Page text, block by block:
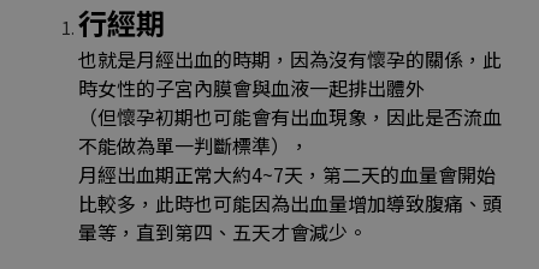
行經期
也就是月經出血的時期，因為沒有懷孕的關係，此
時女性的子宮內膜會與血液一起排出體外
（但懷孕初期也可能會有出血現象，因此是否流血
不能做為單一判斷標準），
月經出血期正常大約4~7天，第二天的血量會開始
比較多，此時也可能因為出血量增加導致腹痛、頭
暈等，直到第四、五天才會減少。